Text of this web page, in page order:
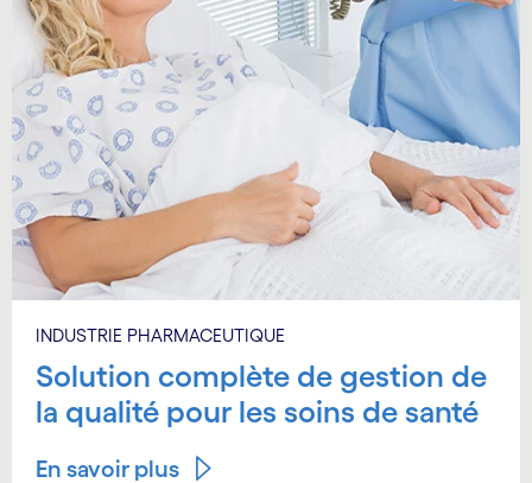
INDUSTRIE PHARMACEUTIQUE
Solution complète de gestion de
la qualité pour les soins de santé
En savoir plus